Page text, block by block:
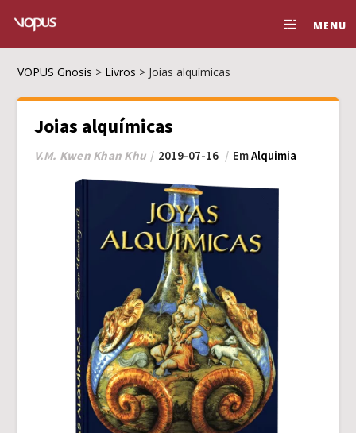
MENU
VOPUS Gnosis > Livros > Joias alquímicas
Joias alquímicas
V.M. Kwen Khan Khu 2019-07-16 EmAlquimia